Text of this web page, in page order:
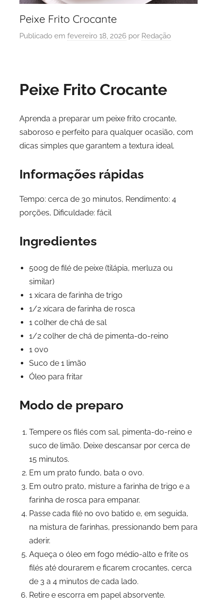
Peixe Frito Crocante
Publicado em fevereiro 18, 2026 por Redação
Peixe Frito Crocante
Aprenda a preparar um peixe frito crocante,
saboroso e perfeito para qualquer ocasião, com
dicas simples que garantem a textura ideal.
Informações rápidas
Tempo: cerca de 30 minutos, Rendimento: 4
porções, Dificuldade: fácil
Ingredientes
500g de filé de peixe (tilápia, merluza ou
similar)
1 xícara de farinha de trigo
1/2 xícara de farinha de rosca
1 colher de chá de sal
1/2 colher de chá de pimenta-do-reino
1 ovo
Suco de 1 limão
Óleo para fritar
Modo de preparo
Tempere os filés com sal, pimenta-do-reino e
suco de limão. Deixe descansar por cerca de
15 minutos.
Em um prato fundo, bata o ovo.
Em outro prato, misture a farinha de trigo e a
farinha de rosca para empanar.
Passe cada filé no ovo batido e, em seguida,
na mistura de farinhas, pressionando bem para
aderir.
Aqueça o óleo em fogo médio-alto e frite os
filés até dourarem e ficarem crocantes, cerca
de 3 a 4 minutos de cada lado.
Retire e escorra em papel absorvente.